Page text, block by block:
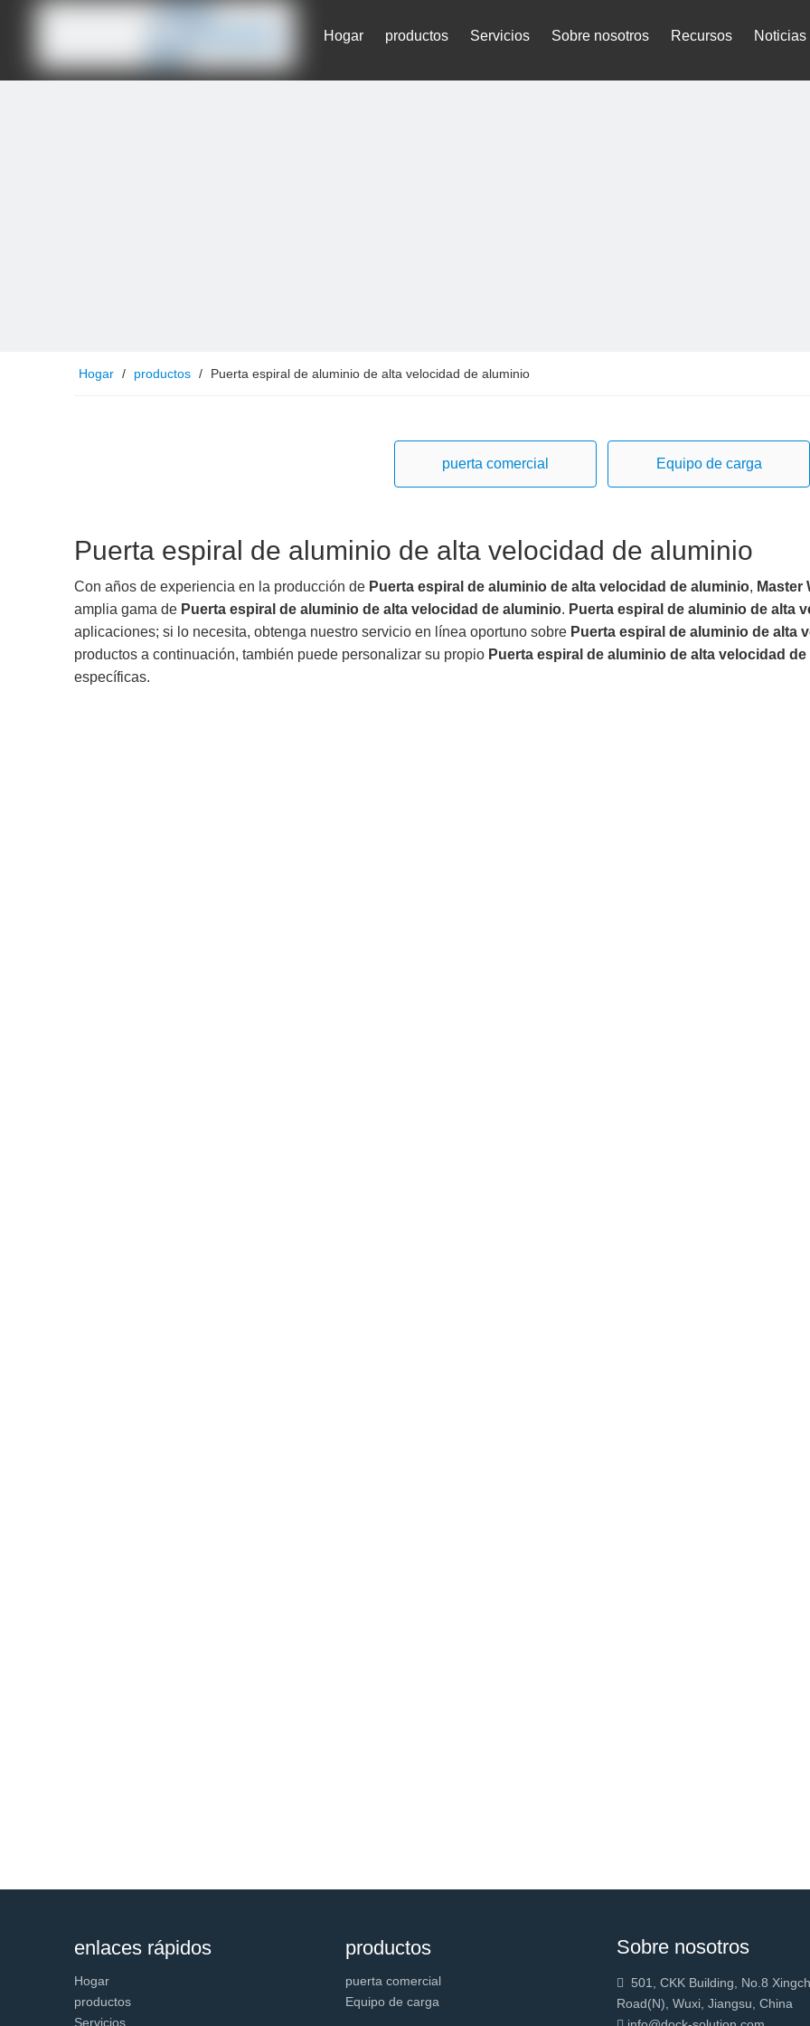
Hogar productos Servicios Sobre nosotros Recursos Noticias
Hogar / productos / Puerta espiral de aluminio de alta velocidad de aluminio
puerta comercial Equipo de carga
Puerta espiral de aluminio de alta velocidad de aluminio
Con años de experiencia en la producción de Puerta espiral de aluminio de alta velocidad de aluminio, Master
amplia gama de Puerta espiral de aluminio de alta velocidad de aluminio. Puerta espiral de aluminio de alta
aplicaciones; si lo necesita, obtenga nuestro servicio en línea oportuno sobre Puerta espiral de aluminio de alta
productos a continuación, también puede personalizar su propio Puerta espiral de aluminio de alta velocidad
específicas.
enlaces rápidos
Hogar
productos
Servicios
productos
puerta comercial
Equipo de carga
Sobre nosotros
 501, CKK Building, No.8
Road(N), Wuxi, Jiangsu, China